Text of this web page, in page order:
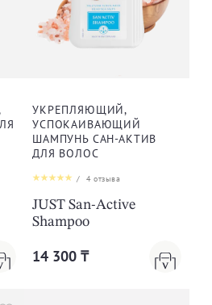
УКРЕПЛЯЮЩИЙ,
УСПОКАИВАЮЩИЙ
ШАМПУНЬ САН-АКТИВ
ДЛЯ ВОЛОС
/ 4отзыва
JUST San-Active
Shampoo
14 300 ₸